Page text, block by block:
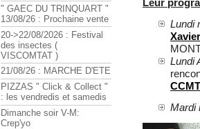
Leur
Lundi
Lundi
CCMT
Mardi
" GAEC DU TRINQUART "
13/08/26 : Prochaine vente
20->22/08/2026 : Festival
des insectes (
VISCOMTAT )
21/08/26 : MARCHE D'ETE
PIZZAS " Click & Collect "
: les vendredis et samedis
Dimanche soir V-M:
Crep'yo